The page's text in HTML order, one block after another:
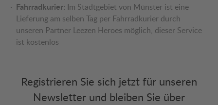
Fahrradkurier: Im Stadtgebiet von Münster ist eine
Lieferung am selben Tag per Fahrradkurier durch
unseren Partner Leezen Heroes möglich, dieser Service
ist kostenlos
Registrieren Sie sich jetzt für unseren
Newsletter und bleiben Sie über